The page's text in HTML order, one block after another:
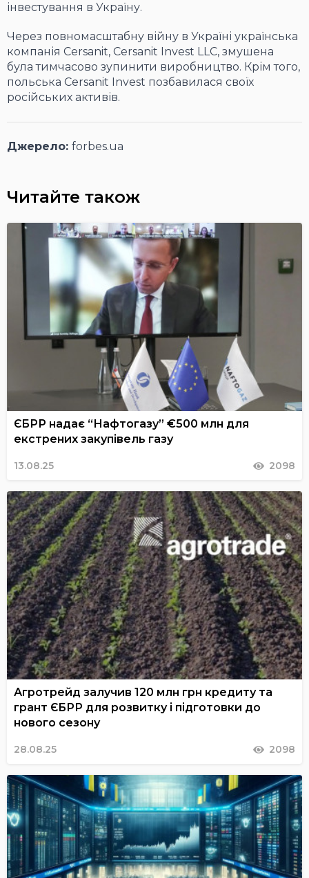
інвестування в Україну.
Через повномасштабну війну в Україні українська
компанія Cersanit, Cersanit Invest LLC, змушена
була тимчасово зупинити виробництво. Крім того,
польська Cersanit Invest позбавилася своїх
російських активів.
Джерело: forbes.ua
Читайте також
ЄБРР надає “Нафтогазу” €500 млн для
екстрених закупівель газу
13.08.25 2098
Агротрейд залучив 120 млн грн кредиту та
грант ЄБРР для розвитку і підготовки до
нового сезону
28.08.25 2098